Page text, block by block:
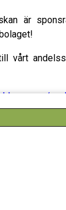
är
vårt